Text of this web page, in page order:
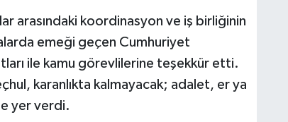
arasındaki koordinasyon ve iş birliğinin
emeği geçen Cumhuriyet
ile kamu görevlilerine teşekkür etti.
karanlıkta kalmayacak; adalet, er ya
yer verdi.